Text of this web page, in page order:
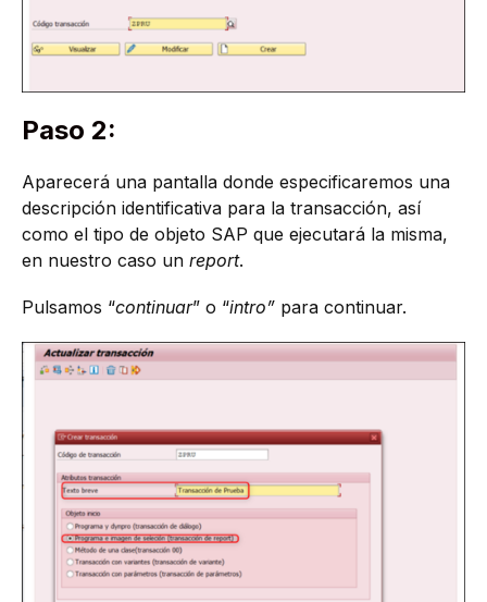
Paso 2:
Aparecerá una pantalla donde especificaremos una
descripción identificativa para la transacción, así
como el tipo de objeto SAP que ejecutará la misma,
en nuestro caso un report.
Pulsamos “continuar” o “intro” para continuar.